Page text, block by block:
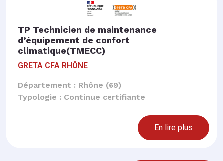
TP Technicien de maintenance
d’équipement de confort
climatique(TMECC)
GRETA CFA RHÔNE
Département : Rhône (69)
Typologie : Continue certifiante
En lire plus